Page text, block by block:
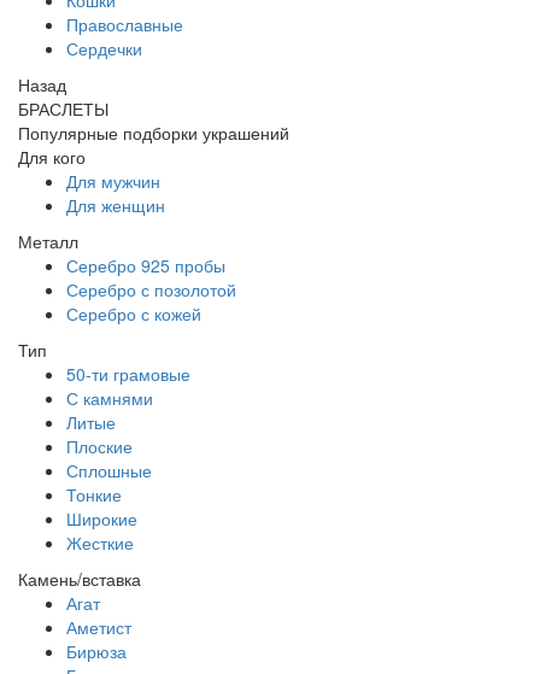
Православные
Сердечки
Назад
БРАСЛЕТЫ
Популярные подборки украшений
Для кого
Для мужчин
Для женщин
Металл
Серебро 925 пробы
Серебро с позолотой
Серебро с кожей
Тип
50-ти грамовые
С камнями
Литые
Плоские
Сплошные
Тонкие
Широкие
Жесткие
Камень/вставка
Агат
Аметист
Бирюза